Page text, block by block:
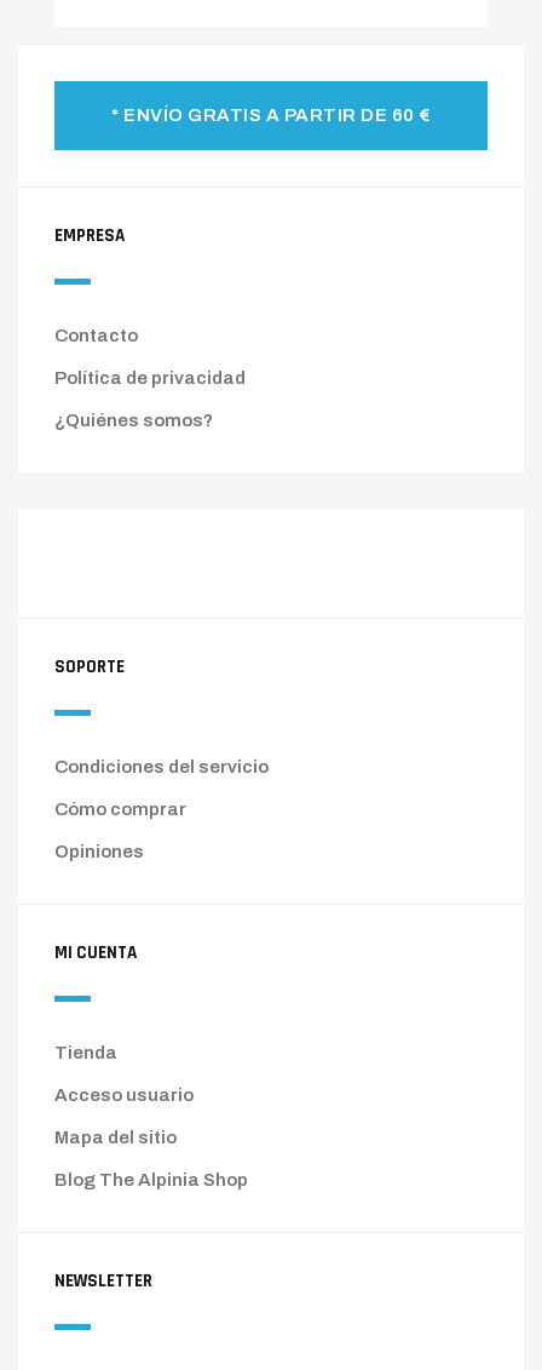
* ENVÍO GRATIS A PARTIR DE 60 €
EMPRESA
Contacto
Política de privacidad
¿Quiénes somos?
SOPORTE
Condiciones del servicio
Cómo comprar
Opiniones
MI CUENTA
Tienda
Acceso usuario
Mapa del sitio
Blog The Alpinia Shop
NEWSLETTER